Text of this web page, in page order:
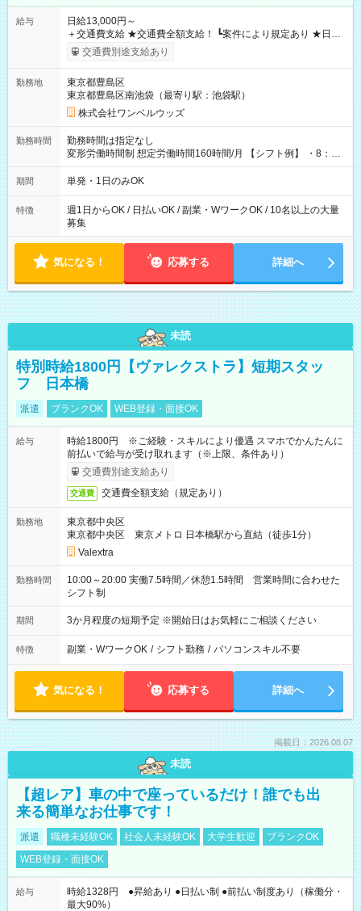
給与
日給13,000円～
＋交通費支給 ★交通費全額支給！ ┗案件により規定あり ★日払
いOK！（規定あり） ┗働いたその日に現金GET♪ お仕事後はコ
ンビニATMから 日払い分を引き落とせます！ 【試用期間】試
交通費別途支給あり
勤務地
東京都豊島区
東京都豊島区南池袋（最寄り駅：池袋駅）
株式会社ワンベルウッズ
勤務時間
勤務時間は指定なし
変形労働時間制 想定労働時間160時間/月 【シフト例】 ・8：00
～21：00
期間 単発・1日のみOK
特徴
週1日からOK / 日払いOK / 副業・WワークOK / 10名以上の大量
募集
気になる！ 応募する 詳細へ
未読
特別時給1800円【ヴァレクストラ】短期スタッ
フ 日本橋
派遣 ブランクOK WEB登録・面接OK
給与
時給1800円 ※ご経験・スキルにより優遇 スマホでかんたんに
前払いで給与が受け取れます（※上限、条件あり）
交通費別途支給あり
交通費 交通費全額支給（規定あり）
勤務地
東京都中央区
東京都中央区 東京メトロ 日本橋駅から直結（徒歩1分）
Valextra
勤務時間
10:00～20:00 実働7.5時間／休憩1.5時間 営業時間に合わせた
シフト制
期間 3か月程度の短期予定 ※開始日はお気軽にご相談ください
特徴 副業・WワークOK / シフト勤務 / パソコンスキル不要
気になる！ 応募する 詳細へ
掲載日：2026.08.07
未読
【超レア】車の中で座っているだけ！誰でも出
来る簡単なお仕事です！
派遣 職種未経験OK 社会人未経験OK 大学生歓迎
ブランクOK
WEB登録・面接OK
給与
時給1328円 ●昇給あり ●日払い制 ●前払い制度あり（稼働分・
最大90%）